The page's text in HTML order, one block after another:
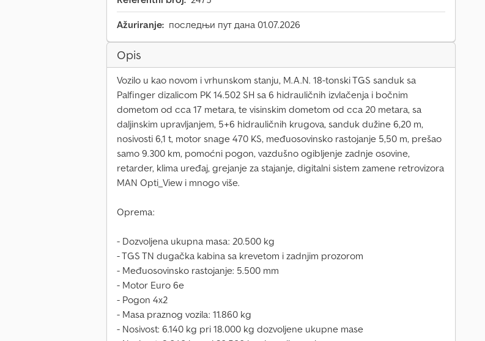
Ažuriranje: последњи пут дана 01.07.2026
Opis
Vozilo u kao novom i vrhunskom stanju, M.A.N. 18-tonski TGS sanduk sa
Palfinger dizalicom PK 14.502 SH sa 6 hidrauličnih izvlačenja i bočnim
dometom od cca 17 metara, te visinskim dometom od cca 20 metara, sa
daljinskim upravljanjem, 5+6 hidrauličnih krugova, sanduk dužine 6,20 m,
nosivosti 6,1 t, motor snage 470 KS, međuosovinsko rastojanje 5,50 m, prešao
samo 9.300 km, pomoćni pogon, vazdušno ogibljenje zadnje osovine,
retarder, klima uređaj, grejanje za stajanje, digitalni sistem zamene retrovizora
MAN Opti_View i mnogo više.
Oprema:
- Dozvoljena ukupna masa: 20.500 kg
- TGS TN dugačka kabina sa krevetom i zadnjim prozorom
- Međuosovinsko rastojanje: 5.500 mm
- Motor Euro 6e
- Pogon 4x2
- Masa praznog vozila: 11.860 kg
- Nosivost: 6.140 kg pri 18.000 kg dozvoljene ukupne mase